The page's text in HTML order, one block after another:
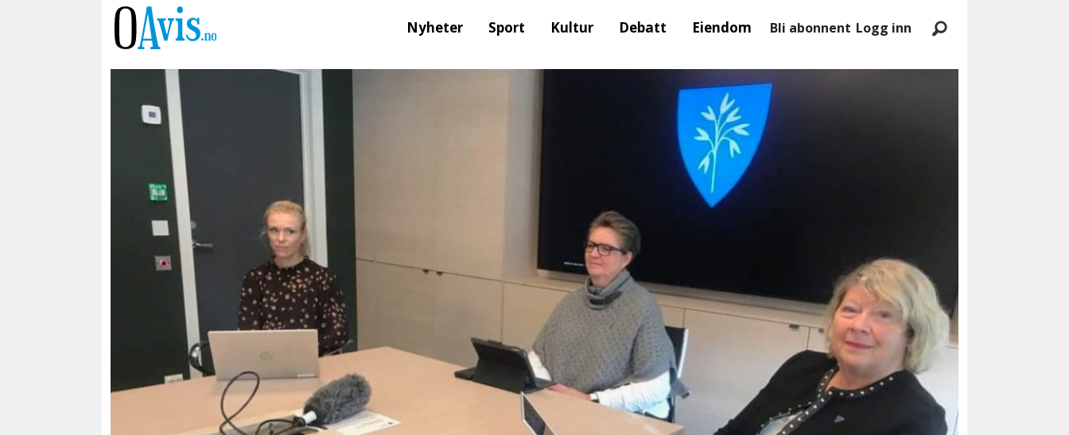
Nyheter Sport Kultur Debatt Eiendom Bli abonnent Logg inn